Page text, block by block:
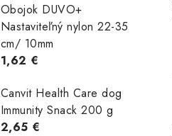
Obojok DUVO+
Nastaviteľný nylon 22-35
cm/ 10mm
1,62 €
Canvit Health Care dog
Immunity Snack 200 g
2,65 €